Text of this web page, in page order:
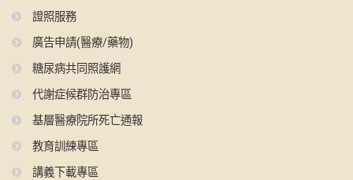
證照服務
廣告申請(醫療/藥物)
糖尿病共同照護網
代謝症候群防治專區
基層醫療院所死亡通報
教育訓練專區
講義下載專區